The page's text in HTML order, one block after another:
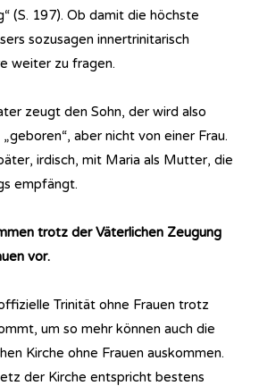
(S. 197). Ob damit die höchste
sozusagen innertrinitarisch
weiter zu fragen.
zeugt den Sohn, der wird also
aber nicht von einer Frau.
irdisch, mit Maria als Mutter, die
empfängt.
trotz der Väterlichen Zeugung
vor.
Trinität ohne Frauen trotz
um so mehr können auch die
Kirche ohne Frauen auskommen.
der Kirche entspricht bestens